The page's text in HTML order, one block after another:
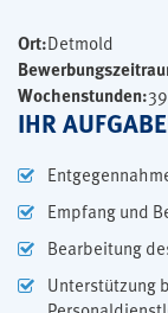
Ort:Detmold
Wochenstunden:39
IHR
Empfang und
Bearbeitung
Unterstützung